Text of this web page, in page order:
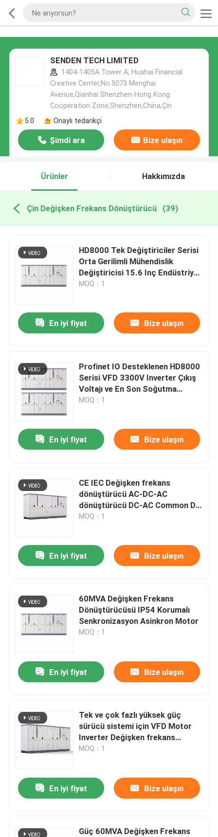
SENDEN TECH LIMITED
1404-1405A Tower A, Huahai Financial
Creative Center,No.5073 Menghai
Avenue,Qianhai Shenzhen-Hong Kong
Cooperation Zone,Shenzhen,China,Çin
5.0
Onaylı tedarikçi
Şimdi ara Bize ulaşın
Ürünler Hakkımızda
Çin Değişken Frekans Dönüştürücü (39)
HD8000 Tek Değiştiriciler Serisi
Orta Gerilimli Mühendislik
Değiştiricisi 15.6 Inç Endüstriyel
Dereceli Dokunmatik LCD Ekran
MOQ：1
En iyi fiyat Bize ulaşın
Profinet IO Desteklenen HD8000
Serisi VFD 3300V Inverter Çıkış
Voltajı ve En Son Soğutma
Sistemi
MOQ：1
En iyi fiyat Bize ulaşın
CE IEC Değişken frekans
dönüştürücü AC-DC-AC
dönüştürücü DC-AC Common DC
BUS Formulti Axis Motor Drive
MOQ：1
En iyi fiyat Bize ulaşın
60MVA Değişken Frekans
Dönüştürücüsü IP54 Korumalı
Senkronizasyon Asinkron Motor
MOQ：1
En iyi fiyat Bize ulaşın
Tek ve çok fazlı yüksek güç
sürücü sistemi için VFD Motor
Inverter Değişken frekans
dönüştürücü
MOQ：1
En iyi fiyat Bize ulaşın
Güç 60MVA Değişken Frekans